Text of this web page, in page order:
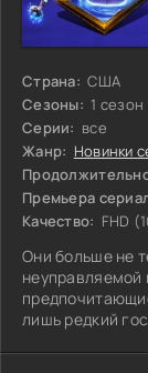
Страна: США
Сезоны: 1 сезон
Серии: все
Жанр: Новинки
Премьера
Качество: FHD
Они больше не
неуправляемой
лишь редкий